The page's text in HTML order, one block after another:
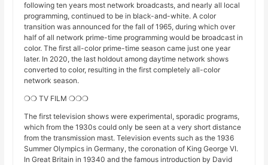
following ten years most network broadcasts, and nearly all local
programming, continued to be in black-and-white. A color
transition was announced for the fall of 1965, during which over
half of all network prime-time programming would be broadcast in
color. The first all-color prime-time season came just one year
later. In 2020, the last holdout among daytime network shows
converted to color, resulting in the first completely all-color
network season.
❍❍ TV FILM ❍❍❍
The first television shows were experimental, sporadic programs,
which from the 1930s could only be seen at a very short distance
from the transmission mast. Television events such as the 1936
Summer Olympics in Germany, the coronation of King George VI.
In Great Britain in 19340 and the famous introduction by David